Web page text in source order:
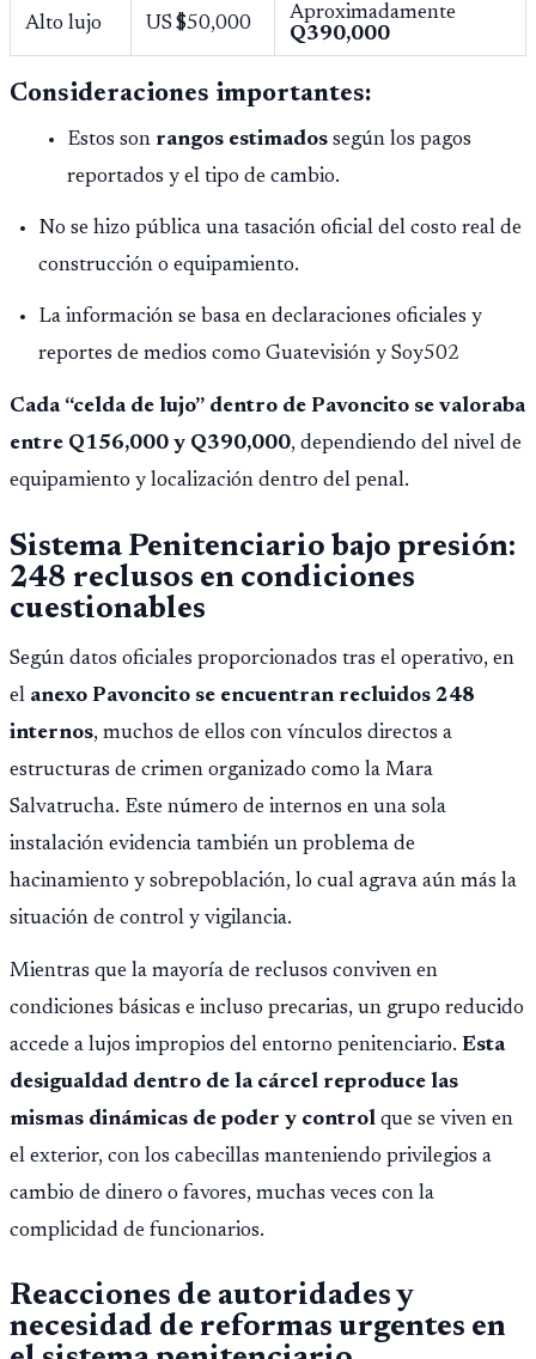
Alto lujo US $50,000
Aproximadamente
Q390,000
Consideraciones importantes:
Estos son rangos estimados según los pagos
reportados y el tipo de cambio.
No se hizo pública una tasación oficial del costo real de
construcción o equipamiento.
La información se basa en declaraciones oficiales y
reportes de medios como Guatevisión y Soy502
Cada “celda de lujo” dentro de Pavoncito se valoraba
entre Q156,000 y Q390,000, dependiendo del nivel de
equipamiento y localización dentro del penal.
Sistema Penitenciario bajo presión:
248 reclusos en condiciones
cuestionables
Según datos oficiales proporcionados tras el operativo, en
el anexo Pavoncito se encuentran recluidos 248
internos, muchos de ellos con vínculos directos a
estructuras de crimen organizado como la Mara
Salvatrucha. Este número de internos en una sola
instalación evidencia también un problema de
hacinamiento y sobrepoblación, lo cual agrava aún más la
situación de control y vigilancia.
Mientras que la mayoría de reclusos conviven en
condiciones básicas e incluso precarias, un grupo reducido
accede a lujos impropios del entorno penitenciario. Esta
desigualdad dentro de la cárcel reproduce las
mismas dinámicas de poder y control que se viven en
el exterior, con los cabecillas manteniendo privilegios a
cambio de dinero o favores, muchas veces con la
complicidad de funcionarios.
Reacciones de autoridades y
necesidad de reformas urgentes en